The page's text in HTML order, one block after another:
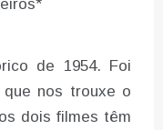
de 1954. Foi
nos trouxe o
dois filmes têm